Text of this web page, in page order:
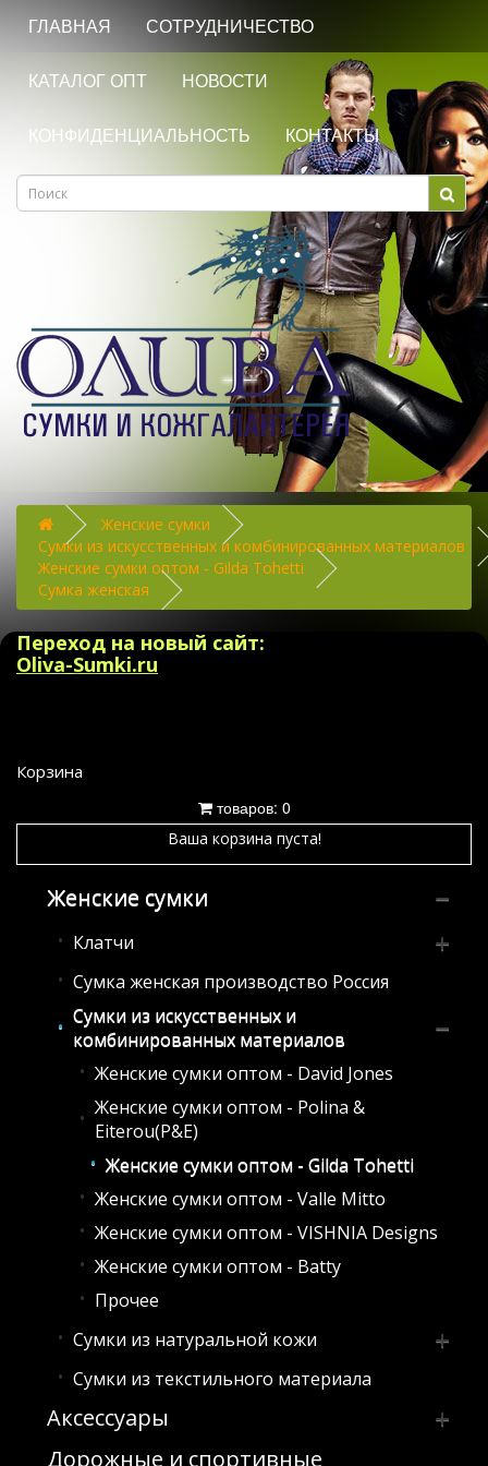
ГЛАВНАЯ СОТРУДНИЧЕСТВО
КАТАЛОГ ОПТ НОВОСТИ
КОНФИДЕНЦИАЛЬНОСТЬ КОНТАКТЫ
Женские сумки
Сумки из искусственных и комбинированных материалов
Женские сумки оптом - Gilda Tohetti
Сумка женская
Переход на новый сайт:
Oliva-Sumki.ru
Корзина
товаров: 0
Ваша корзина пуста!
Женские сумки
Клатчи
Клатчи из искусственных и
Клатчи из натуральной кожи
Клатчи праздничные
Сумка женская производство Россия
Сумки из искусственных и
комбинированных материалов
Женские сумки оптом - David Jones
Женские сумки оптом - Polina &
Eiterou(P&E)
Женские сумки оптом - Gilda Tohetti
Женские сумки оптом - Valle Mitto
Женские сумки оптом - VISHNIA Designs
Женские сумки оптом - Batty
Прочее
Сумки из натуральной кожи
Женские сумки оптом - Polina &
Сумки из текстильного материала
Аксессуары
Брелки
Дорожные и спортивные